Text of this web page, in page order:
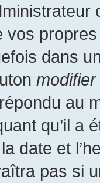
vos
dans
modifier
au
qu’il a
date et
pas si